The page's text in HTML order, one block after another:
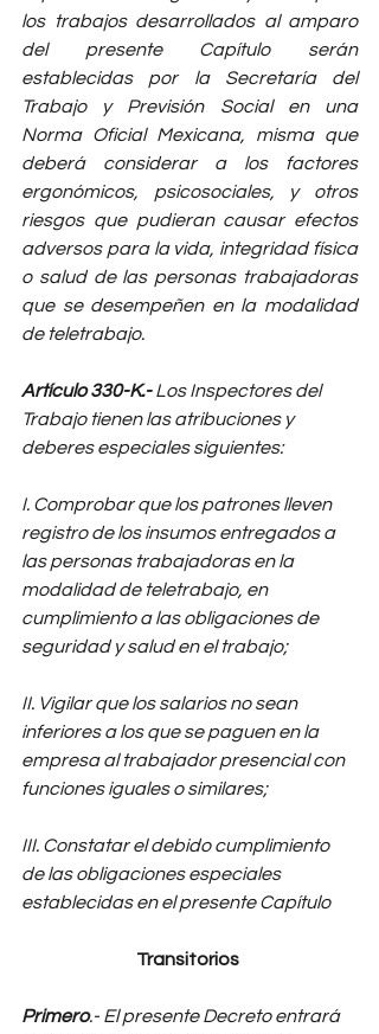
los trabajos desarrollados al amparo
del presente Capítulo serán
establecidas por la Secretaría del
Trabajo y Previsión Social en una
Norma Oficial Mexicana, misma que
deberá considerar a los factores
ergonómicos, psicosociales, y otros
riesgos que pudieran causar efectos
adversos para la vida, integridad física
o salud de las personas trabajadoras
que se desempeñen en la modalidad
de teletrabajo.
Artículo 330-K.- Los Inspectores del
Trabajo tienen las atribuciones y
deberes especiales siguientes:
I. Comprobar que los patrones lleven
registro de los insumos entregados a
las personas trabajadoras en la
modalidad de teletrabajo, en
cumplimiento a las obligaciones de
seguridad y salud en el trabajo;
II. Vigilar que los salarios no sean
inferiores a los que se paguen en la
empresa al trabajador presencial con
funciones iguales o similares;
III. Constatar el debido cumplimiento
de las obligaciones especiales
establecidas en el presente Capítulo
Transitorios
Primero.- El presente Decreto entrará